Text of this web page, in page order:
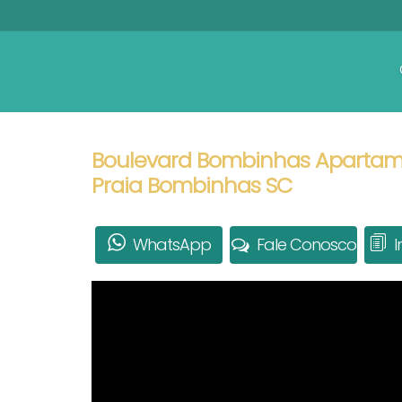
Boulevard Bombinhas
Praia Bombinhas SC
WhatsApp Fale Conosco